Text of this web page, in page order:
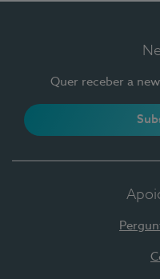
Quer receber a